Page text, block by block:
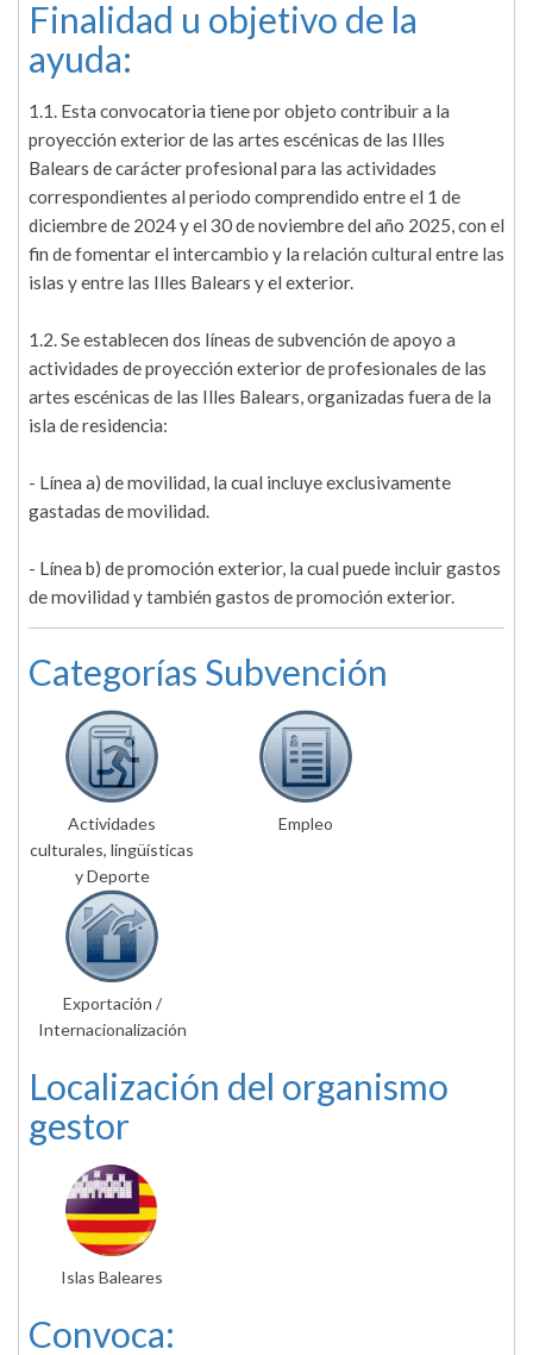
Finalidad u objetivo de la
ayuda:
1.1. Esta convocatoria tiene por objeto contribuir a la
proyección exterior de las artes escénicas de las Illes
Balears de carácter profesional para las actividades
correspondientes al periodo comprendido entre el 1 de
diciembre de 2024 y el 30 de noviembre del año 2025, con el
fin de fomentar el intercambio y la relación cultural entre las
islas y entre las Illes Balears y el exterior.
1.2. Se establecen dos líneas de subvención de apoyo a
actividades de proyección exterior de profesionales de las
artes escénicas de las Illes Balears, organizadas fuera de la
isla de residencia:
- Línea a) de movilidad, la cual incluye exclusivamente
gastadas de movilidad.
- Línea b) de promoción exterior, la cual puede incluir gastos
de movilidad y también gastos de promoción exterior.
Categorías Subvención
Actividades
culturales, lingüísticas
y Deporte
Empleo
Exportación /
Internacionalización
Localización del organismo
gestor
Islas Baleares
Convoca: